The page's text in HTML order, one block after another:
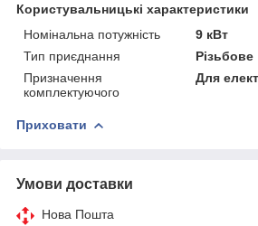
Користувальницькі характеристики
Номінальна потужність
9 кВт
Тип приєднання
Різьбове
Призначення
комплектуючого
Для
Приховати
Умови доставки
Нова Пошта